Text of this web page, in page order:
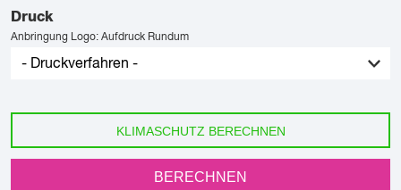
Druck
Anbringung Logo: Aufdruck Rundum
KLIMASCHUTZ BERECHNEN
BERECHNEN